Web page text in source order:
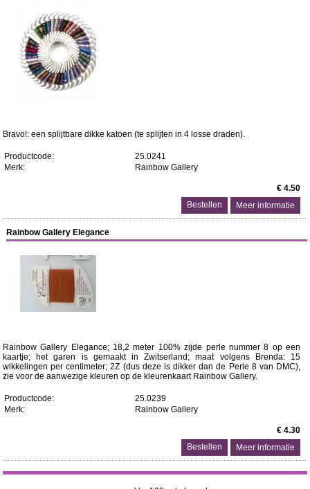
Bravo!: een splijtbare dikke katoen (te splijten in 4 losse draden).
Productcode:
25.0241
Merk:
Rainbow Gallery
€ 4.50
Meer informatie
Rainbow Gallery Elegance
Rainbow Gallery Elegance; 18,2 meter 100% zijde perle nummer 8 op een
kaartje; het garen is gemaakt in Zwitserland; maat volgens Brenda: 15
wikkelingen per centimeter; 2Z (dus deze is dikker dan de Perle 8 van DMC),
zie voor de aanwezige kleuren op de kleurenkaart Rainbow Gallery.
Productcode:
25.0239
Merk:
Rainbow Gallery
€ 4.30
Meer informatie